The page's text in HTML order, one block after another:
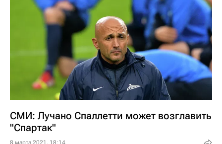
СМИ: Лучано Спаллетти может возглавить
"Спартак"
8 марта 2021, 18:14